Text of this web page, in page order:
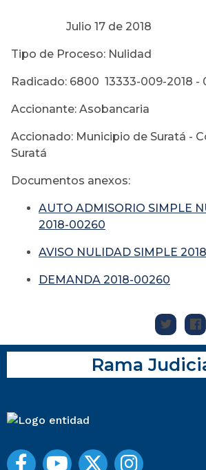
Julio 17 de 2018
Tipo de Proceso: Nulidad
Radicado: 6800 13333-009-2018 -
Accionante: Asobancaria
Accionado: Municipio de Suratá -
Suratá
Documentos anexos:
AUTO ADMISORIO SIMPLE
2018-00260
AVISO NULIDAD SIMPLE
DEMANDA 2018-00260
Rama